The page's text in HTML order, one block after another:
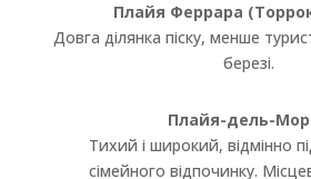
Плайя Феррара
Довга ділянка піску, менше
березі.
Плайя-дель-
Тихий і широкий, відмінно
сімейного відпочинку.